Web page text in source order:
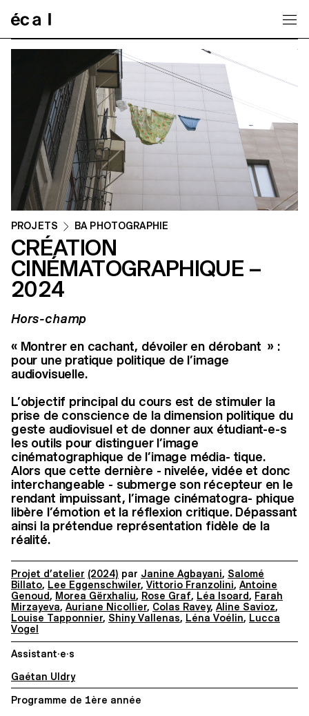
PROJETS BA PHOTOGRAPHIE
CRÉATION
CINÉMATOGRAPHIQUE –
2024
Hors-champ
« Montrer en cachant, dévoiler en dérobant » :
pour une pratique politique de l’image
audiovisuelle.
L’objectif principal du cours est de stimuler la
prise de conscience de la dimension politique du
geste audiovisuel et de donner aux étudiant-e-s
les outils pour distinguer l’image
cinématographique de l’image média- tique.
Alors que cette dernière - nivelée, vidée et donc
interchangeable - submerge son récepteur en le
rendant impuissant, l’image cinématogra- phique
libère l’émotion et la réflexion critique. Dépassant
ainsi la prétendue représentation fidèle de la
réalité.
Projet d’atelier (2024) par Janine Agbayani, Salomé
Billato, Lee Eggenschwiler, Vittorio Franzolini, Antoine
Genoud, Morea Gërxhaliu, Rose Graf, Léa Isoard, Farah
Mirzayeva, Auriane Nicollier, Colas Ravey, Aline Savioz,
Louise Tapponnier, Shiny Vallenas, Léna Voélin, Lucca
Vogel
Assistant·e·s
Gaétan Uldry
Programme de 1ère année